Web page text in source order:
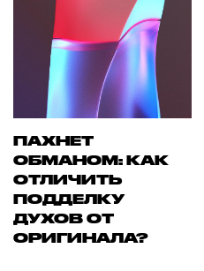
ПАХНЕТ
ОБМАНОМ: КАК
ОТЛИЧИТЬ
ПОДДЕЛКУ
ДУХОВ ОТ
ОРИГИНАЛА?